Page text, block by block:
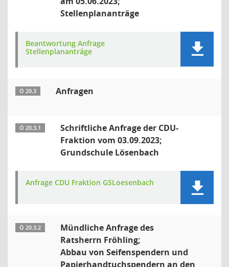
Stellenplananträge
Beantwortung Anfrage
Stellenplananträge
Ö 20.3 Anfragen
Ö 20.3.1
Schriftliche Anfrage der CDU-
Fraktion vom 03.09.2023;
Grundschule Lösenbach
Anfrage CDU Fraktion GSLoesenbach
Ö 20.3.2
Mündliche Anfrage des
Ratsherrn Fröhling;
Abbau von Seifenspendern und
Papierhandtuchspendern an den